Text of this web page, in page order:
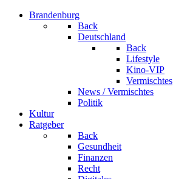
Brandenburg
Back
Deutschland
Back
Lifestyle
Kino-VIP
Vermischtes
News / Vermischtes
Politik
Kultur
Ratgeber
Back
Gesundheit
Finanzen
Recht